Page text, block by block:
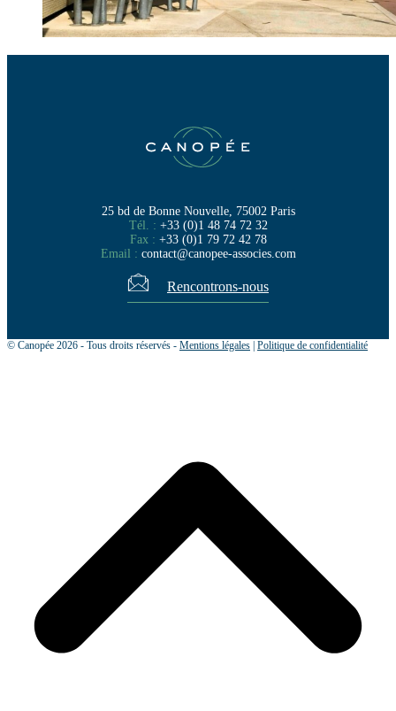
25 bd de Bonne Nouvelle, 75002 Paris
Tél. : +33 (0)1 48 74 72 32
Fax : +33 (0)1 79 72 42 78
Email : contact@canopee-associes.com
Rencontrons-nous
© Canopée 2026 - Tous droits réservés - Mentions légales Politique de confidentialité